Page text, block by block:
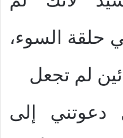
السوء،
لم تجعل
(35) بل دعوتني إلى